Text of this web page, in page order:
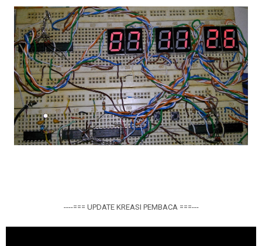
----=== UPDATE KREASI PEMBACA ===---